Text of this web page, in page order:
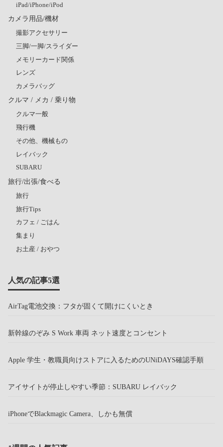
iPad/iPhone/iPod
カメラ用品/機材
撮影アクセサリー
三脚/一脚/スライダー
メモリーカード関係
レンズ
カメラバッグ
クルマ / メカ / 乗り物
クルマ一般
飛行機
その他、機械もの
レイバック
SUBARU
旅行/出張/食べる
旅行
旅行Tips
カフェ / ごはん
集まり
お土産 / おやつ
人気の記事5選
AirTag電池交換：フタが固くて開けにくいとき
新幹線のぞみ S Work 車両 ネット速度とコンセント
Apple 学生・教職員向けストアに入るためのUNiDAYS確認手順
アイサイトが停止しやすい季節：SUBARU レイバック
iPhoneでBlackmagic Camera、しかも無償